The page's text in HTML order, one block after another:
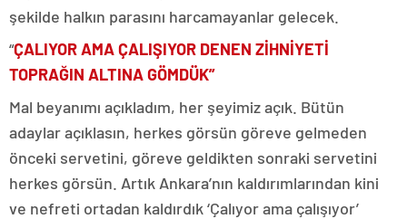
şekilde halkın parasını harcamayanlar gelecek.
“ÇALIYOR AMA ÇALIŞIYOR DENEN ZİHNİYETİ
TOPRAĞIN ALTINA GÖMDÜK”
Mal beyanımı açıkladım, her şeyimiz açık. Bütün
adaylar açıklasın, herkes görsün göreve gelmeden
önceki servetini, göreve geldikten sonraki servetini
herkes görsün. Artık Ankara’nın kaldırımlarından kini
ve nefreti ortadan kaldırdık ‘Çalıyor ama çalışıyor’